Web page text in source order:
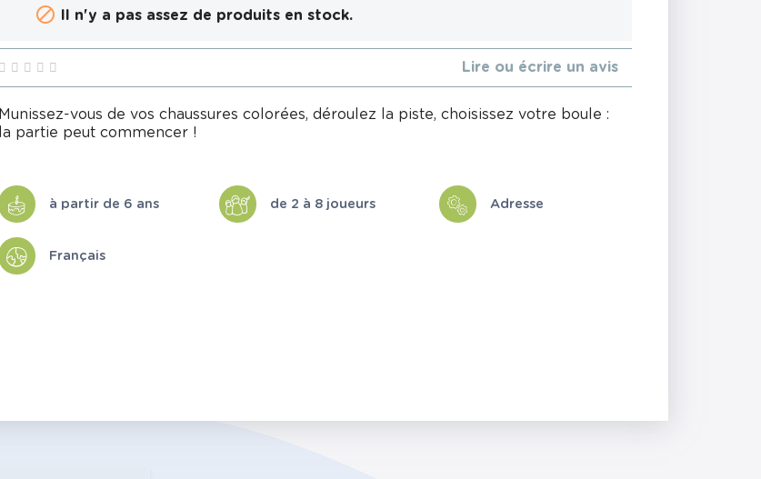
 Il n'y a pas assez de produits en stock.
Lire ou écrire un avis
Munissez-vous de vos chaussures colorées, déroulez la piste, choisissez votre boule :
la partie peut commencer !
à partir de 6 ans de 2 à 8 joueurs Adresse
Français